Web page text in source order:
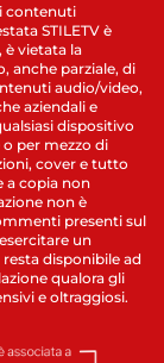
contenuti
STILETV è
è vietata la
anche parziale, di
audio/video,
aziendali e
dispositivo
per mezzo di
cover e tutto
a copia non
non è
presenti sul
un
disponibile ad
qualora gli
e oltraggiosi.